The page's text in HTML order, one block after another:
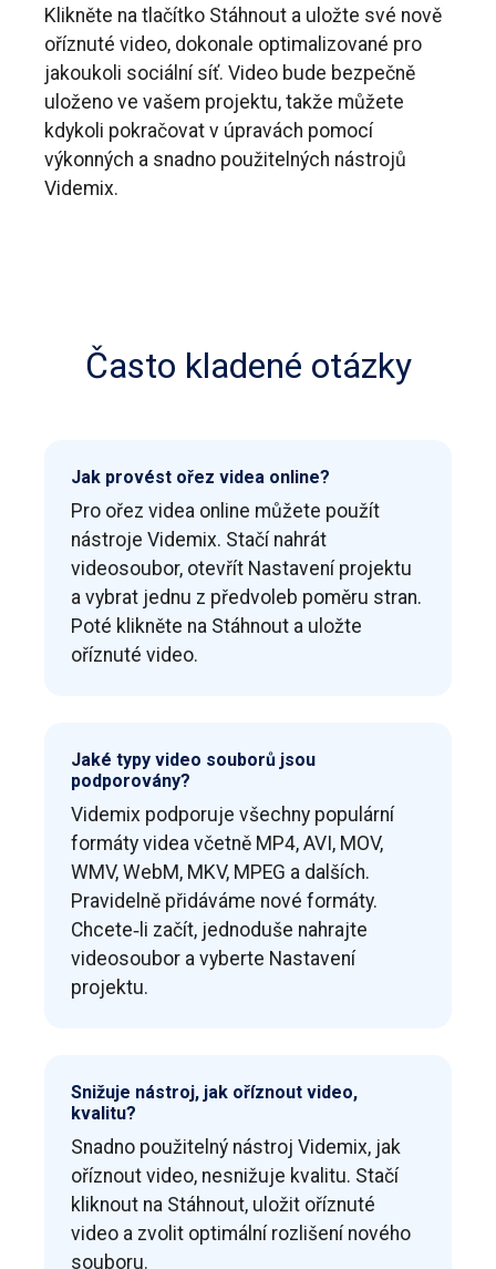
Klikněte na tlačítko Stáhnout a uložte své nově
oříznuté video, dokonale optimalizované pro
jakoukoli sociální síť. Video bude bezpečně
uloženo ve vašem projektu, takže můžete
kdykoli pokračovat v úpravách pomocí
výkonných a snadno použitelných nástrojů
Videmix.
Často kladené otázky
Jak provést ořez videa online?
Pro ořez videa online můžete použít
nástroje Videmix. Stačí nahrát
videosoubor, otevřít Nastavení projektu
a vybrat jednu z předvoleb poměru stran.
Poté klikněte na Stáhnout a uložte
oříznuté video.
Jaké typy video souborů jsou
podporovány?
Videmix podporuje všechny populární
formáty videa včetně MP4, AVI, MOV,
WMV, WebM, MKV, MPEG a dalších.
Pravidelně přidáváme nové formáty.
Chcete‑li začít, jednoduše nahrajte
videosoubor a vyberte Nastavení
projektu.
Snižuje nástroj, jak oříznout video,
kvalitu?
Snadno použitelný nástroj Videmix, jak
oříznout video, nesnižuje kvalitu. Stačí
kliknout na Stáhnout, uložit oříznuté
video a zvolit optimální rozlišení nového
souboru.